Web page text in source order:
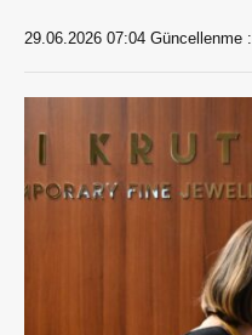
29.06.2026 07:04 Güncellenme :